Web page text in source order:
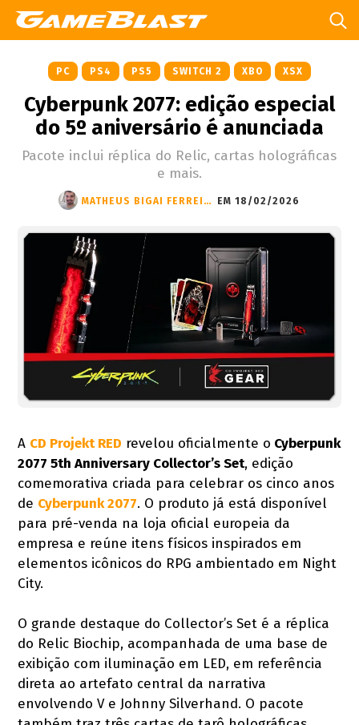
PC PS4 PS5 SWITCH 2 XBO XSX
Cyberpunk 2077: edição especial
do 5º aniversário é anunciada
Pacote inclui réplica do Relic, cartas holográficas
e mais.
MATHEUS BIGAI FERREIRA EM 18/02/2026
A CD Projekt RED revelou oficialmente o Cyberpunk
2077 5th Anniversary Collector’s Set, edição
comemorativa criada para celebrar os cinco anos
de Cyberpunk 2077. O produto já está disponível
para pré-venda na loja oficial europeia da
empresa e reúne itens físicos inspirados em
elementos icônicos do RPG ambientado em Night
City.
O grande destaque do Collector’s Set é a réplica
do Relic Biochip, acompanhada de uma base de
exibição com iluminação em LED, em referência
direta ao artefato central da narrativa
envolvendo V e Johnny Silverhand. O pacote